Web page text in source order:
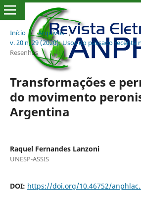
Início / Arquivos /
v. 20 n. 29 (2020): Usos do passado recente
Resenhas
Transformações e
do movimento
Argentina
Raquel Fernandes Lanzoni
UNESP-ASSIS
DOI: https://doi.org/10.46752/